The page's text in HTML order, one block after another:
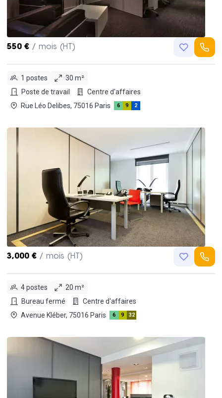
550 € / mois (HT)
1 postes
30 m²
Poste de travail
Centre d'affaires
Rue Léo Delibes, 75016 Paris
6 9 2
3,000 € / mois (HT)
4 postes
20 m²
Bureau fermé
Centre d'affaires
Avenue Kléber, 75016 Paris
6 9 32